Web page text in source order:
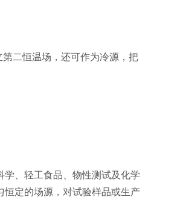
二恒温场，还可作为冷源，把
、轻工食品、物性测试及化学
恒定的场源，对试验样品或生产